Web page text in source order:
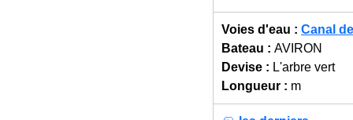
Voies d'eau : Canal
Bateau : AVIRON
Devise : L'arbre vert
Longueur : m